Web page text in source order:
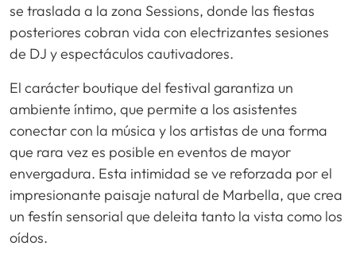
se traslada a la zona Sessions, donde las fiestas
posteriores cobran vida con electrizantes sesiones
de DJ y espectáculos cautivadores.
El carácter boutique del festival garantiza un
ambiente íntimo, que permite a los asistentes
conectar con la música y los artistas de una forma
que rara vez es posible en eventos de mayor
envergadura. Esta intimidad se ve reforzada por el
impresionante paisaje natural de Marbella, que crea
un festín sensorial que deleita tanto la vista como los
oídos.